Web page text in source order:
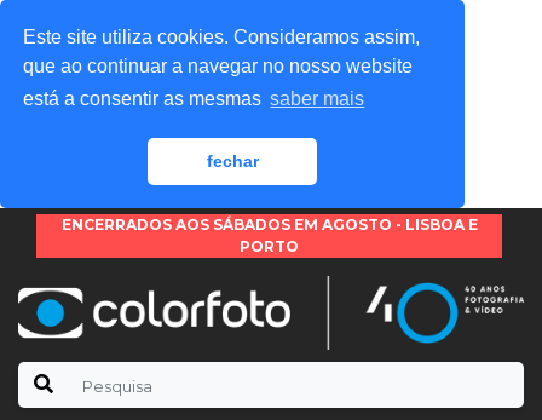
Este site utiliza cookies. Consideramos assim,
que ao continuar a navegar no nosso website
está a consentir as mesmas saber mais
fechar
ENCERRADOS AOS SÁBADOS EM AGOSTO - LISBOA E
PORTO